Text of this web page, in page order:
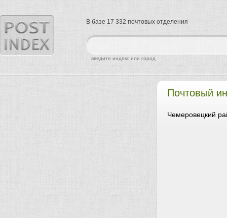
Почтовый
Чемеровецкий
найти
введите индекс или город
В базе 17 332 почтовых отделения